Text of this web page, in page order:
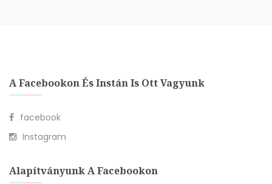
A Facebookon És Instán Is Ott Vagyunk
facebook
Instagram
Alapítványunk A Facebookon